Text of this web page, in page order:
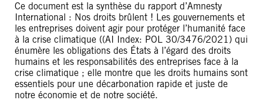
Ce document est la synthèse du rapport d’Amnesty
International : Nos droits brûlent ! Les gouvernements et
les entreprises doivent agir pour protéger l’humanité face
à la crise climatique ((AI Index: POL 30/3476/2021) qui
énumère les obligations des États à l’égard des droits
humains et les responsabilités des entreprises face à la
crise climatique ; elle montre que les droits humains sont
essentiels pour une décarbonation rapide et juste de
notre économie et de notre société.